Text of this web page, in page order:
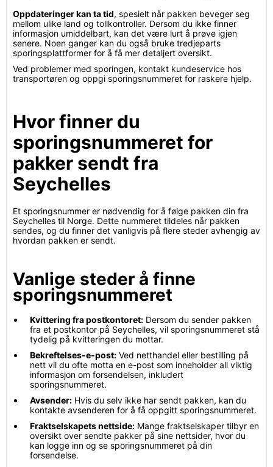
Oppdateringer kan ta tid, spesielt når pakken beveger seg
mellom ulike land og tollkontroller. Dersom du ikke finner
informasjon umiddelbart, kan det være lurt å prøve igjen
senere. Noen ganger kan du også bruke tredjeparts
sporingsplattformer for å få mer detaljert oversikt.
Ved problemer med sporingen, kontakt kundeservice hos
transportøren og oppgi sporingsnummeret for raskere hjelp.
Hvor finner du
sporingsnummeret for
pakker sendt fra
Seychelles
Et sporingsnummer er nødvendig for å følge pakken din fra
Seychelles til Norge. Dette nummeret tildeles når pakken
sendes, og du finner det vanligvis på flere steder avhengig av
hvordan pakken er sendt.
Vanlige steder å finne
sporingsnummeret
Kvittering fra postkontoret: Dersom du sender pakken
fra et postkontor på Seychelles, vil sporingsnummeret stå
tydelig på kvitteringen du mottar.
Bekreftelses-e-post: Ved netthandel eller bestilling på
nett vil du ofte motta en e-post som inneholder all viktig
informasjon om forsendelsen, inkludert
sporingsnummeret.
Avsender: Hvis du selv ikke har sendt pakken, kan du
kontakte avsenderen for å få oppgitt sporingsnummeret.
Fraktselskapets nettside: Mange fraktselskaper tilbyr en
oversikt over sendte pakker på sine nettsider, hvor du
kan logge inn og se sporingsnummeret på din
forsendelse.